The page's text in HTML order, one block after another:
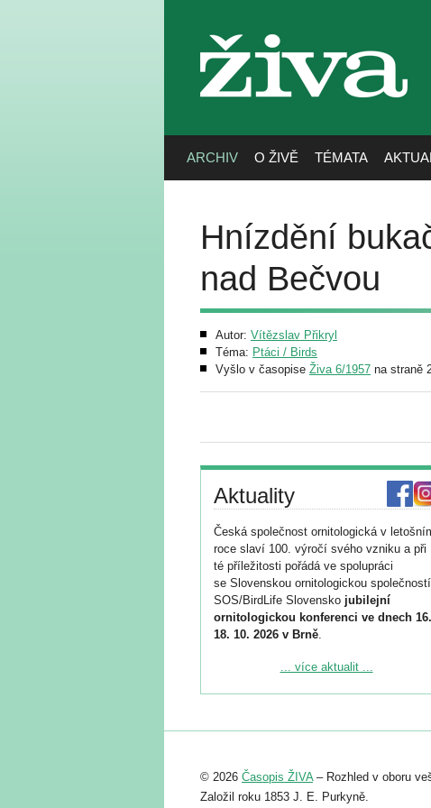
živa
ARCHIV O ŽIVĚ TÉMATA
Hnízdění
nad Bečvou
Autor: Vítězslav Přikryl
Téma: Ptáci / Birds
Vyšlo v časopise Živa 6/1957 na straně
Aktuality
Česká společnost ornitologická v
roce slaví 100. výročí svého vzniku a při
té příležitosti pořádá ve spolupráci
se Slovenskou ornitologickou společností
SOS/BirdLife Slovensko jubilejní
ornitologickou konferenci ve dnech
18. 10. 2026 v Brně.
Podrobnější informace ke konferenci
Registrovat se můžete do 6. září.
abstraktu přihlášené přednášky nebo
posteru je už 30. června.
... více aktualit ...
© 2026 Časopis ŽIVA– Rozhled v oboru
Založil roku 1853 J. E. Purkyně.